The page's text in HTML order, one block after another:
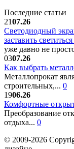
Последние статьи
2107.26
Светодиодный
заставить
уже давно не
0307.26
Как выбрать
Металлопрокат
строительных,... 0
1906.26
Комфортные
Преобразование
отдыха... 0
© 2009-2026